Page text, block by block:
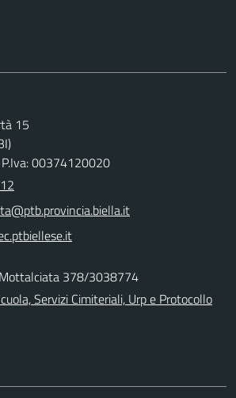
15
00374120020
378/3038774
Servizi Cimiteriali, Urp e Protocollo